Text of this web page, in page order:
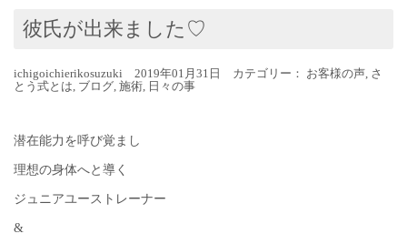
彼氏が出来ました♡
ichigoichierikosuzuki 2019年01月31日 カテゴリー： お客様の声, さ
とう式とは, ブログ, 施術, 日々の事
潜在能力を呼び覚まし
理想の身体へと導く
ジュニアユーストレーナー
&